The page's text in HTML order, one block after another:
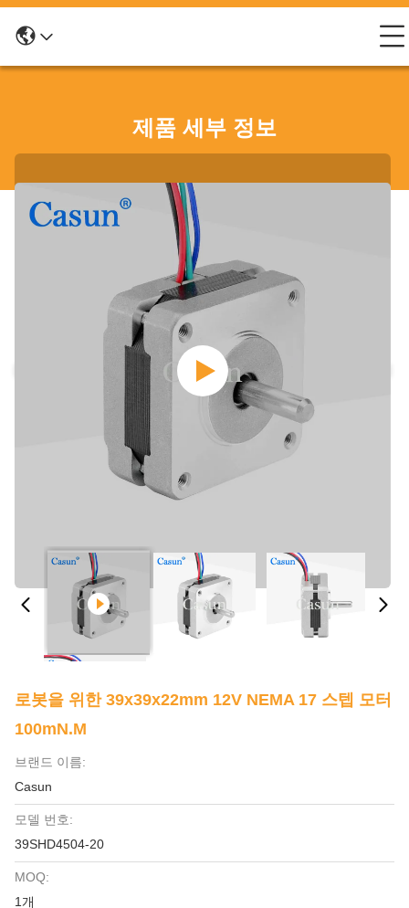
제품 세부 정보
로봇을 위한 39x39x22mm 12V NEMA 17 스텝 모터
100mN.M
브랜드 이름:
Casun
모델 번호:
39SHD4504-20
MOQ:
1개